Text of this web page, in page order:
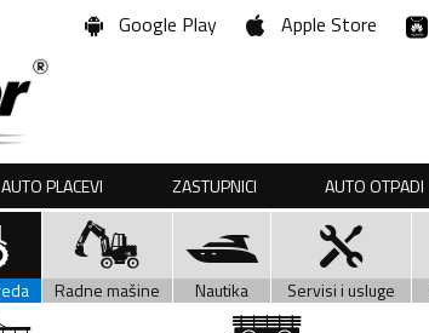
Google Play Apple Store
AUTO PLACEVI ZASTUPNICI AUTO OTPADI
Radne mašine Nautika Servisi i usluge